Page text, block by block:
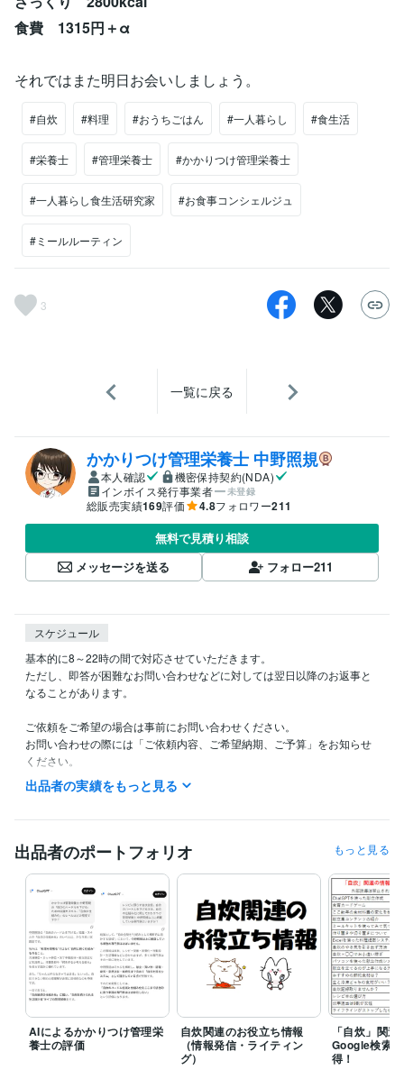
食費 1315円＋α
それではまた明日お会いしましょう。
#自炊 #料理 #おうちごはん #一人暮らし #食生活
#栄養士 #管理栄養士 #かかりつけ管理栄養士
#一人暮らし食生活研究家 #お食事コンシェルジュ
#ミールルーティン
3
一覧に戻る
かかりつけ管理栄養士 中野照規
本人確認
機密保持契約(NDA)
インボイス発行事業者
未登録
総販売実績169評価 4.8フォロワー211
無料で見積り相談
メッセージを送る
フォロー211
スケジュール
基本的に8～22時の間で対応させていただきます。
ただし、即答が困難なお問い合わせなどに対しては翌日以降のお返事と
なることがあります。
ご依頼をご希望の場合は事前にお問い合わせください。
お問い合わせの際には「ご依頼内容、ご希望納期、ご予算」をお知らせ
ください。
「見積り・カスタマイズの相談をする」からご連絡をいただく場合は提
見積もりを出すためには最初にいただいたメッセージに加え、いくつか
質問をさせていただき詳細を確認してからの対応となることがありま
す。
そのため余裕を持った時間の確保を目的とし1週間～10日の提案期限を
設けていただければと思います。
経験職種
ライフスタイル・その他 / その他 経験年数 : 18年
個人 2025年1月 ~ 現在
出品者の実績をもっと見る
出品者のポートフォリオ もっと見る
AIによるかかりつけ管理栄
養士の評価
自炊関連のお役立ち情報
（情報発信・ライティン
グ）
「自炊」関
Google検索
得！